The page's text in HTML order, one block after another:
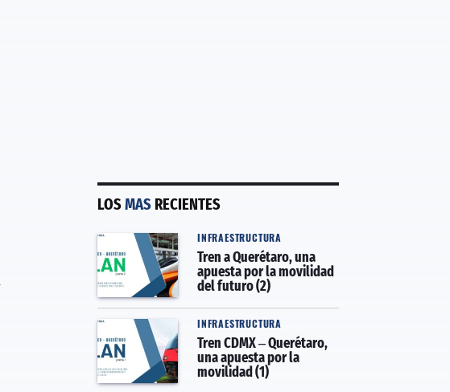
LOSMAS RECIENTES
INFRAESTRUCTURA
Tren a Querétaro, una
apuesta por la movilidad
del futuro (2)
INFRAESTRUCTURA
Tren CDMX – Querétaro,
una apuesta por la
movilidad (1)